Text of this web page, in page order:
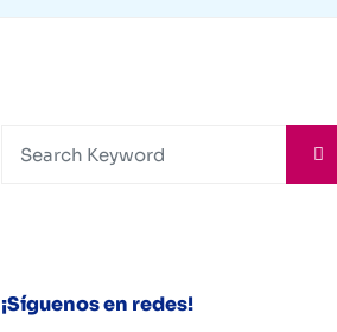
¡Síguenos en redes!